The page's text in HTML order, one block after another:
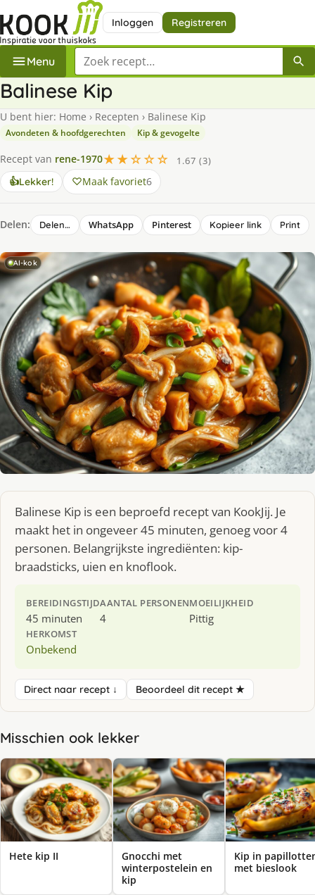
Inloggen Registreren
Menu Zoek een recept
Balinese Kip
U bent hier: Home › Recepten › Balinese Kip
Avondeten & hoofdgerechten Kip & gevogelte
Recept van rene-1970★★☆☆☆
1.67 (3)
👍Lekker! Maak favoriet6
Delen: Delen… WhatsApp Pinterest Kopieer link Print
AI-kok
Balinese Kip is een beproefd recept van KookJij. Je
maakt het in ongeveer 45 minuten, genoeg voor 4
personen. Belangrijkste ingrediënten: kip-
braadsticks, uien en knoflook.
BEREIDINGSTIJD
45 minuten
AANTAL PERSONEN
4
MOEILIJKHEID
Pittig
HERKOMST
Onbekend
Direct naar recept ↓ Beoordeel dit recept ★
Misschien ook lekker
Hete kip II
Gnocchi met
winterpostelein en
kip
Kip in
met bieslook